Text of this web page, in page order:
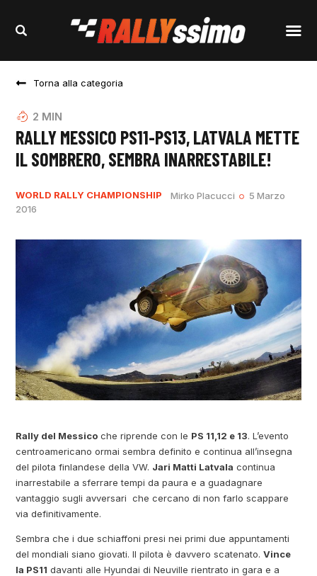
Torna alla categoria
2 MIN
RALLY MESSICO PS11-PS13, LATVALA METTE
IL SOMBRERO, SEMBRA INARRESTABILE!
WORLD RALLY CHAMPIONSHIP Mirko Placucci
5 Marzo
2016
Rally del Messico che riprende con le PS 11,12 e 13. L’evento
centroamericano ormai sembra definito e continua all’insegna
del pilota finlandese della VW. Jari Matti Latvala continua
inarrestabile a sferrare tempi da paura e a guadagnare
vantaggio sugli avversari che cercano di non farlo scappare
via definitivamente.
Sembra che i due schiaffoni presi nei primi due appuntamenti
del mondiali siano giovati. Il pilota è davvero scatenato.Vince
la PS11 davanti alle Hyundai di Neuville rientrato in gara e a